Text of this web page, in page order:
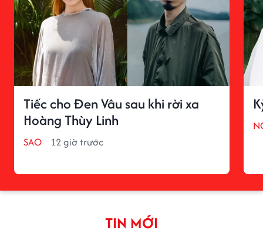
Tiếc cho Đen Vâu sau khi rời xa
Hoàng Thùy Linh
SAO 12 giờ trước
TIN MỚI